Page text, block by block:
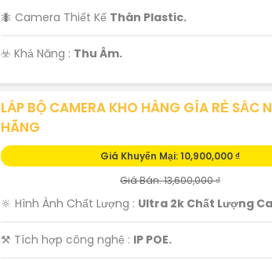
🐜 Camera Thiết Kế Thân Plastic.
️☣️ Khả Năng : Thu Âm.
LẮP BỘ CAMERA KHO HÀNG GÍA RẺ SẮC
HÃNG
Giá Khuyến Mại: 10,900,000 ₫
Giá Bán: 13,600,000 ₫
🔆 Hình Ành Chất Lượng : Ultra 2k Chất Lượng
⚒ Tích hợp công nghệ : IP POE.